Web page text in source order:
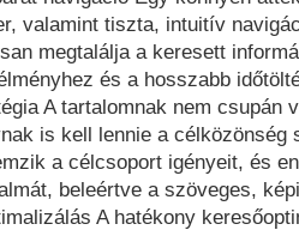
valamint tiszta, intuitív
megtalálja a keresett
és a hosszabb
A tartalomnak nem csupán
is kell lennie a célközönség
a célcsoport igényeit, és
beleértve a szöveges,
A hatékony